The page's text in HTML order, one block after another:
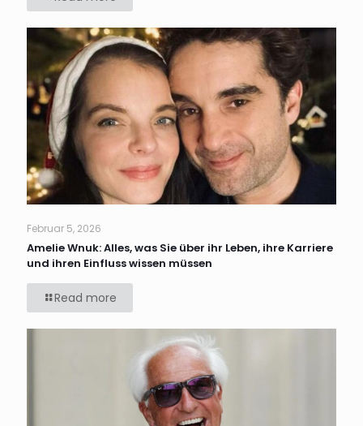
Februar 5, 2026
Amelie Wnuk: Alles, was Sie über ihr Leben, ihre Karriere
und ihren Einfluss wissen müssen
Read more